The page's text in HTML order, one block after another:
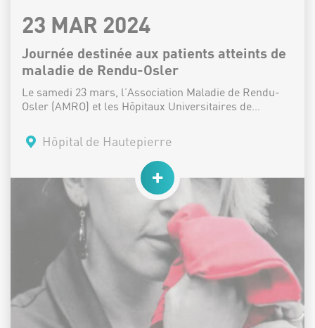
DATE :
23 MAR 2024
Journée destinée aux patients atteints de
maladie de Rendu-Osler
Le samedi 23 mars, l’Association Maladie de Rendu-
Osler (AMRO) et les Hôpitaux Universitaires de…
Lieu :Hôpital de Hautepierre